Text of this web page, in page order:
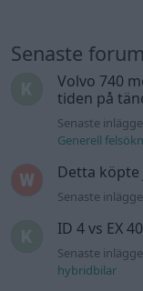
Senaste
Volvo 740
tiden på
Senaste
Generell
Detta köpte
Senaste
ID 4 vs EX
Senaste
hybridbilar